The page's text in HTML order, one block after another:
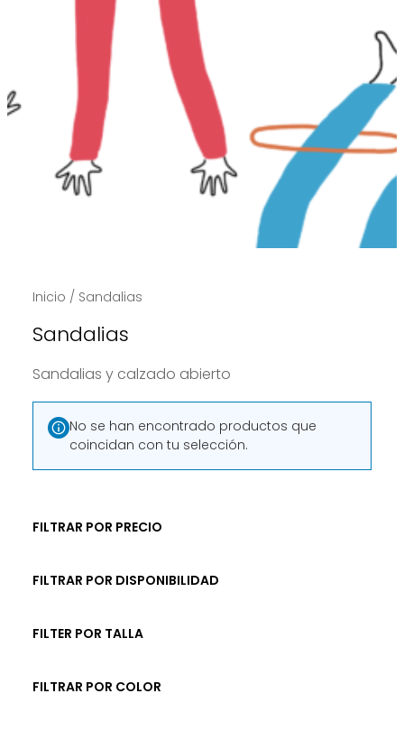
FILTRAR POR PRECIO
FILTRAR POR DISPONIBILIDAD
FILTER POR TALLA
FILTRAR POR COLOR
Inicio / Sandalias
Sandalias
Sandalias y calzado abierto
No se han encontrado productos que
coincidan con tu selección.